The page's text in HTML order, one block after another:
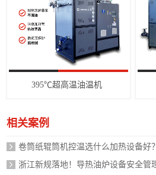
395℃超高温油温机
相关案例
卷筒纸辊筒机控温选什么加热设备好？